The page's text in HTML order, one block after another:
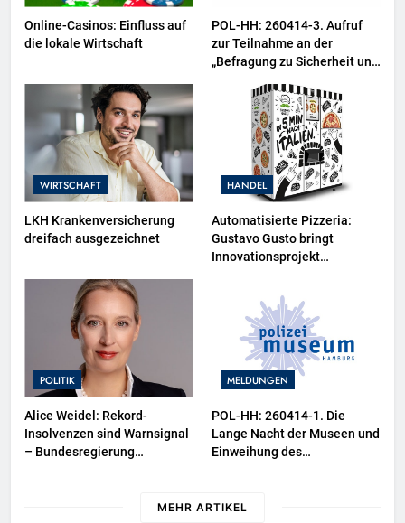
Online-Casinos: Einfluss auf
die lokale Wirtschaft
POL-HH: 260414-3. Aufruf
zur Teilnahme an der
„Befragung zu Sicherheit und
(SKiD) 2026“
WIRTSCHAFT
LKH Krankenversicherung
dreifach ausgezeichnet
HANDEL
Automatisierte Pizzeria:
Gustavo Gusto bringt
Innovationsprojekt
POLITIK
Alice Weidel: Rekord-
Insolvenzen sind Warnsignal
– Bundesregierung
MELDUNGEN
POL-HH: 260414-1. Die
Lange Nacht der Museen und
Einweihung des
Ausstellungsbereiche im
MEHR ARTIKEL